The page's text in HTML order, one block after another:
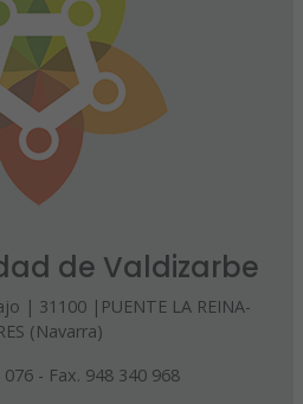
de Valdizarbe
| 31100 |PUENTE LA REINA-
(Navarra)
- Fax. 948 340 968